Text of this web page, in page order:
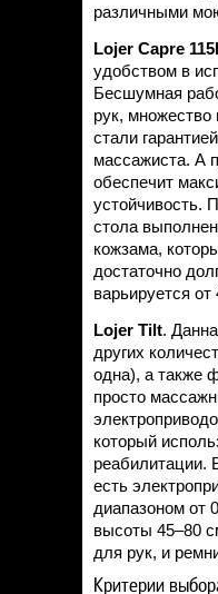
различными
Lojer Capre 115
удобством в
Бесшумная
рук, множество
стали
массажиста. А
обеспечит
устойчивость.
стола
кожзама,
достаточно
варьируется
Lojer Tilt.
других
одна), а также
просто
который
реабилитации.
есть
диапазоном от
высоты 45–80
для рук, и
Критерии